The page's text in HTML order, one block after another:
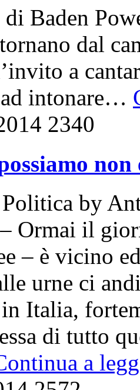
di Baden
dal
a
intonare…
2340
non
by
Ormai il
– è vicino
urne ci
Italia,
di tutto
a